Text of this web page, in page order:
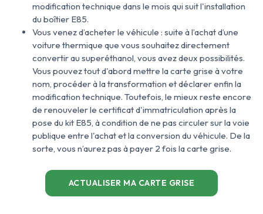
modification technique dans le mois qui suit l'installation
du boîtier E85.
Vous venez d’acheter le véhicule : suite à l’achat d’une
voiture thermique que vous souhaitez directement
convertir au superéthanol, vous avez deux possibilités.
Vous pouvez tout d'abord mettre la carte grise à votre
nom, procéder à la transformation et déclarer enfin la
modification technique. Toutefois, le mieux reste encore
de renouveler le certificat d'immatriculation après la
pose du kit E85, à condition de ne pas circuler sur la voie
publique entre l'achat et la conversion du véhicule. De la
sorte, vous n’aurez pas à payer 2 fois la carte grise.
ACTUALISER MA CARTE GRISE